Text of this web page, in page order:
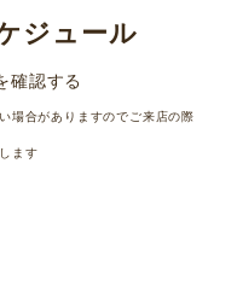
ジュール
確認する
場合がありますのでご来店の際
ます